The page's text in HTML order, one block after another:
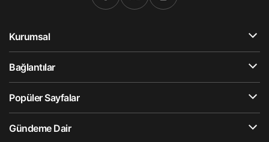
Kurumsal
Bağlantılar
Popüler Sayfalar
Gündeme Dair